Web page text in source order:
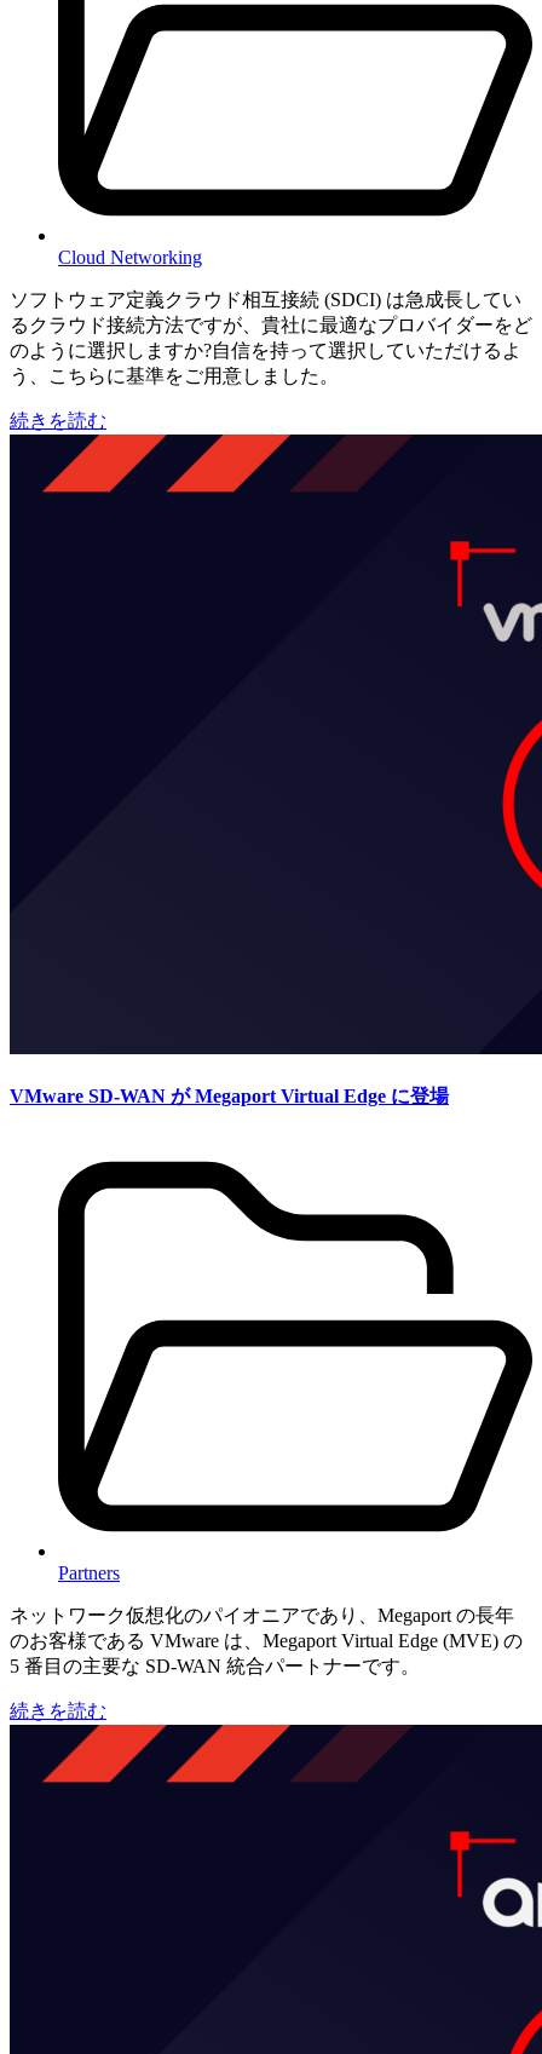
Cloud Networking
ソフトウェア定義クラウド相互接続 (SDCI) は急成長してい
るクラウド接続方法ですが、貴社に最適なプロバイダーをど
のように選択しますか?自信を持って選択していただけるよ
う、こちらに基準をご用意しました。
続きを読む
VMware SD-WAN が Megaport Virtual Edge に登場
Partners
ネットワーク仮想化のパイオニアであり、Megaport の長年
のお客様である VMware は、Megaport Virtual Edge (MVE) の
5 番目の主要な SD-WAN 統合パートナーです。
続きを読む